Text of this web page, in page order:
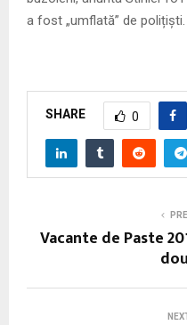
a fost „umflată” de polițiști.
SHARE 0
Vacante de Paste